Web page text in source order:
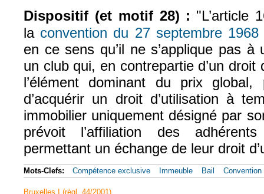
Dispositif (et motif 28) : "L’article
la convention du 27 septembre 1968
en ce sens qu’il ne s’applique pas à
un club qui, en contrepartie d’un droit
l’élément dominant du prix global,
d’acquérir un droit d’utilisation à
immobilier uniquement désigné par
prévoit l’affiliation des
permettant un échange de leur droit
Mots-Clefs: Compétence exclusive Immeuble Bail
Bruxelles I (règl. 44/2001)